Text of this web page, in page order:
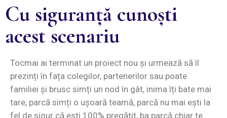
Cu siguranță cunoști
acest scenariu
Tocmai ai terminat un proiect nou și urmează să îl
prezinți în fața colegilor, partenerilor sau poate
familiei și brusc simți un nod în gât, inima îți bate mai
tare, parcă simți o ușoară teamă, parcă nu mai ești la
fel de sigur că ești 100% pregătit, ba parcă chiar te